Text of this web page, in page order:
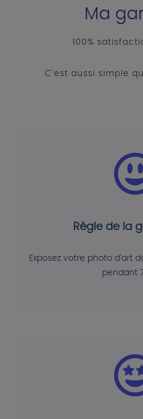
Ma
100%
C'est aussi simple
Règle de la
Exposez votre photo d'art
pendant